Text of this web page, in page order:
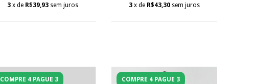
3 x de R$39,93 sem juros 3 x de R$43,30 sem juros
COMPRE 4 PAGUE 3 COMPRE 4 PAGUE 3